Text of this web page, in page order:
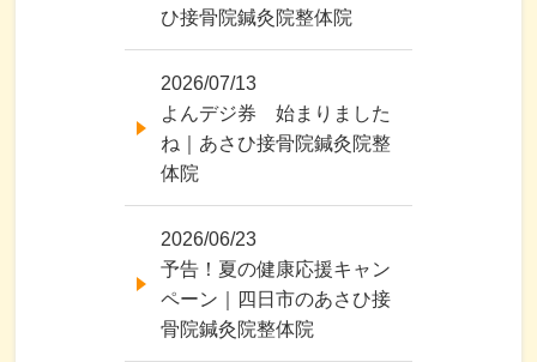
ひ接骨院鍼灸院整体院
2026/07/13
よんデジ券 始まりました
ね｜あさひ接骨院鍼灸院整
体院
2026/06/23
予告！夏の健康応援キャン
ペーン｜四日市のあさひ接
骨院鍼灸院整体院